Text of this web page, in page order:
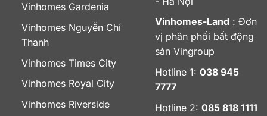
Vinhomes Gardenia
Vinhomes Nguyễn Chí
Thanh
Vinhomes Times City
Vinhomes Royal City
Vinhomes Riverside
Vinhomes-Land : Đơn
vị phân phối bất động
sản Vingroup
Hotline 1: 038 945
7777
Hotline 2: 085 818 1111